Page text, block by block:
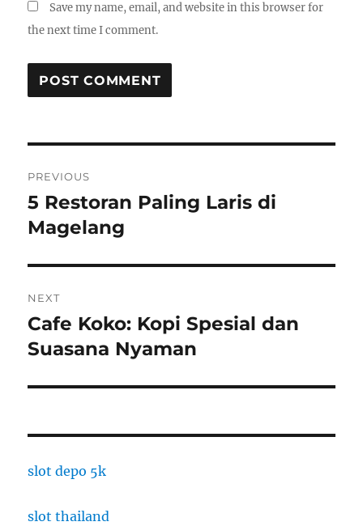
Save my name, email, and website in this browser for
the next time I comment.
navigation
PREVIOUS
Previous
post:
5 Restoran Paling Laris di
Magelang
NEXT
Next
post:
Cafe Koko: Kopi Spesial dan
Suasana Nyaman
slot depo 5k
slot thailand